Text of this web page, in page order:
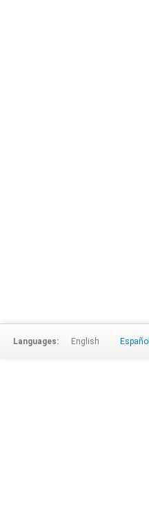
Languages: English Español